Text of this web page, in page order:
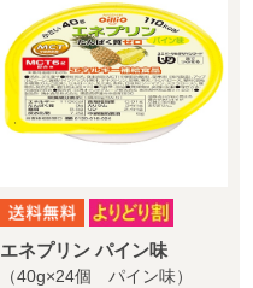
エネプリン パイン味
（40g×24個 パイン味）